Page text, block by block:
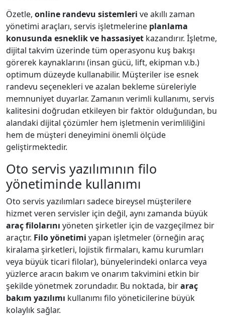
Özetle, online randevu sistemleri ve akıllı zaman
yönetimi araçları, servis işletmelerine planlama
konusunda esneklik ve hassasiyet kazandırır. İşletme,
dijital takvim üzerinde tüm operasyonu kuş bakışı
görerek kaynaklarını (insan gücü, lift, ekipman v.b.)
optimum düzeyde kullanabilir. Müşteriler ise esnek
randevu seçenekleri ve azalan bekleme süreleriyle
memnuniyet duyarlar. Zamanın verimli kullanımı, servis
kalitesini doğrudan etkileyen bir faktör olduğundan, bu
alandaki dijital çözümler hem işletmenin verimliliğini
hem de müşteri deneyimini önemli ölçüde
geliştirmektedir.
Oto servis yazılımının filo
yönetiminde kullanımı
Oto servis yazılımları sadece bireysel müşterilere
hizmet veren servisler için değil, aynı zamanda büyük
araç filolarını yöneten şirketler için de vazgeçilmez bir
araçtır. Filo yönetimi yapan işletmeler (örneğin araç
kiralama şirketleri, lojistik firmaları, kamu kurumları
veya büyük ticari filolar), bünyelerindeki onlarca veya
yüzlerce aracın bakım ve onarım takvimini etkin bir
şekilde yönetmek zorundadır. Bu noktada, biraraç
bakım yazılımı kullanımı filo yöneticilerine büyük
kolaylık sağlar.